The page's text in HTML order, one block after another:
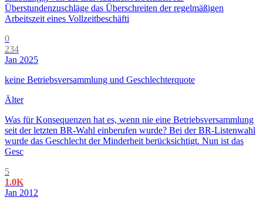
Überstundenzuschläge das Überschreiten der regelmäßigen
Arbeitszeit eines Vollzeitbeschäfti
0
234
Jan 2025
keine Betriebsversammlung und Geschlechterquote
Älter
Was für Konsequenzen hat es, wenn nie eine Betriebsversammlung
seit der letzten BR-Wahl einberufen wurde? Bei der BR-Listenwahl
wurde das Geschlecht der Minderheit berücksichtigt. Nun ist das
Gesc
5
1.0K
Jan 2012